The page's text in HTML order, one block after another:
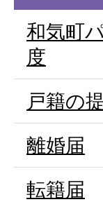
和気町
度
戸籍の
離婚届
転籍届